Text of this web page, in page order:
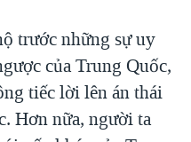
trước những sự uy
của Trung Quốc,
tiếc lời lên án thái
Hơn nữa, người ta